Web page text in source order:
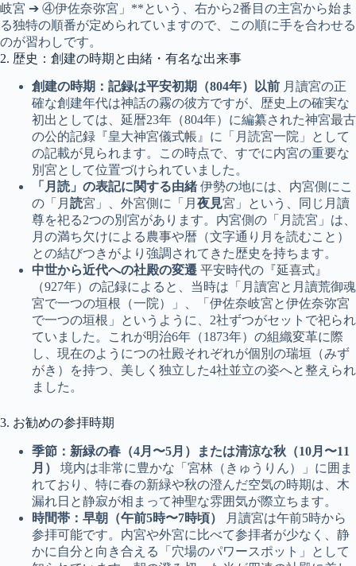
岐宮 ➔ ④伊佐奈弥宮」**という、右から2番目の主宮から始ま
る独特の順番が定められていますので、この順に手を合わせる
のが習わしです。
2. 歴史：創建の時期と由緒・有名な出来事
創建の時期：記録は平安初期（804年）以前 月讀宮の正
確な創建年代は神話の霧の彼方ですが、歴史上の確実な
初出としては、延暦23年（804年）に編纂された神宮最古
の公的記録『皇大神宮儀式帳』に「月読宮一院」として
の記載が見られます。この時点で、すでに内宮の重要な
別宮として位置づけられていました。
「月読」の表記に関する由緒 伊勢の地には、内宮側にこ
の「月 読宮」、外宮側に「月 夜見宮」という、同じ月讀
尊を祀る2つの別宮があります。内宮側の「月読宮」は、
月の満ち欠けによる農事や暦（文字通り月を読むこと）
との結びつきがより強調されてきた歴史を持ちます。
中世から近代への社殿の変遷 平安時代の『延喜式』
（927年）の記録によると、当時は「月讀宮と月讀荒御魂
宮で一つの垣根（一院）」、「伊佐奈岐宮と伊佐奈弥宮
で一つの垣根」というように、2社ずつがセットで祀られ
ていました。これが明治6年（1873年）の組織変革に際
し、現在のようにつの社殿それぞれが個別の瑞垣（みず
がき）を持つ、美しく独立した4社並立の姿へと整えられ
ました。
3. お勧めの参拝時期
季節：新緑の春（4月〜5月）または清涼な秋（10月〜11
月）
境内は非常に豊かな「宮林（きゅうりん）」に囲ま
れており、特に春の新緑や秋の澄んだ空気の時期は、木
漏れ日と静寂が相まって神聖な雰囲気が際立ちます。
時間帯：早朝（午前5時〜7時頃）
月讀宮は午前5時から
参拝可能です。内宮や外宮に比べて参拝者が少なく、静
かに自分と向き合える「穴場のパワースポット」として